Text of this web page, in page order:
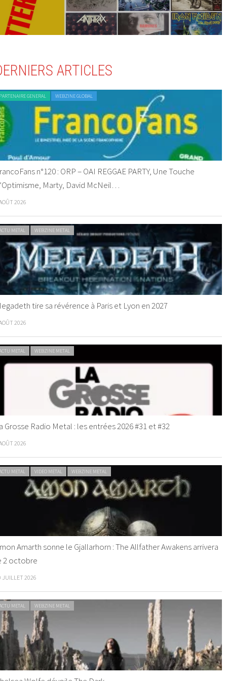
ARTICLES
GENERAL WEBZINE GLOBAL
n°120 : ORP – OAI REGGAE PARTY, Une Touche
Marty, David McNeil…
2026
METAL WEBZINE METAL
tire sa révérence à Paris et Lyon en 2027
2026
METAL WEBZINE METAL
Grosse Radio Metal : les entrées 2026 #31 et #32
2026
METAL VIDEO METAL WEBZINE METAL
Amarth sonne le Gjallarhorn : The Allfather Awakens arrivera
2 octobre
JUILLET 2026
METAL WEBZINE METAL